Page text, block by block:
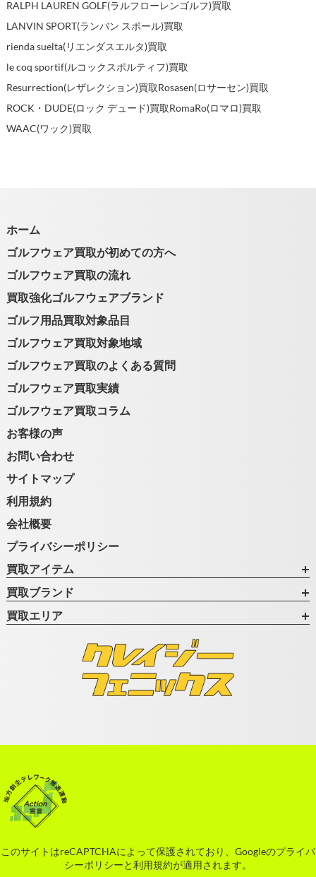
RALPH LAUREN GOLF(ラルフローレンゴルフ)買取
LANVIN SPORT(ランバン スポール)買取
rienda suelta(リエンダスエルタ)買取
le coq sportif(ルコックスポルティフ)買取
Resurrection(レザレクション)買取Rosasen(ロサーセン)買取
ROCK・DUDE(ロック デュード)買取RomaRo(ロマロ)買取
WAAC(ワック)買取
ホーム
ゴルフウェア買取が初めての方へ
ゴルフウェア買取の流れ
買取強化ゴルフウェアブランド
ゴルフ用品買取対象品目
ゴルフウェア買取対象地域
ゴルフウェア買取のよくある質問
ゴルフウェア買取実績
ゴルフウェア買取コラム
お客様の声
お問い合わせ
サイトマップ
利用規約
会社概要
プライバシーポリシー
買取アイテム
買取ブランド
買取エリア
このサイトはreCAPTCHAによって保護されており、Googleのプライバ
シーポリシーと利用規約が適用されます。